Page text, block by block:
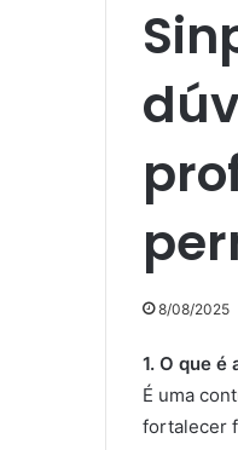
8/08/2025
1. O que
É uma
fortalecer